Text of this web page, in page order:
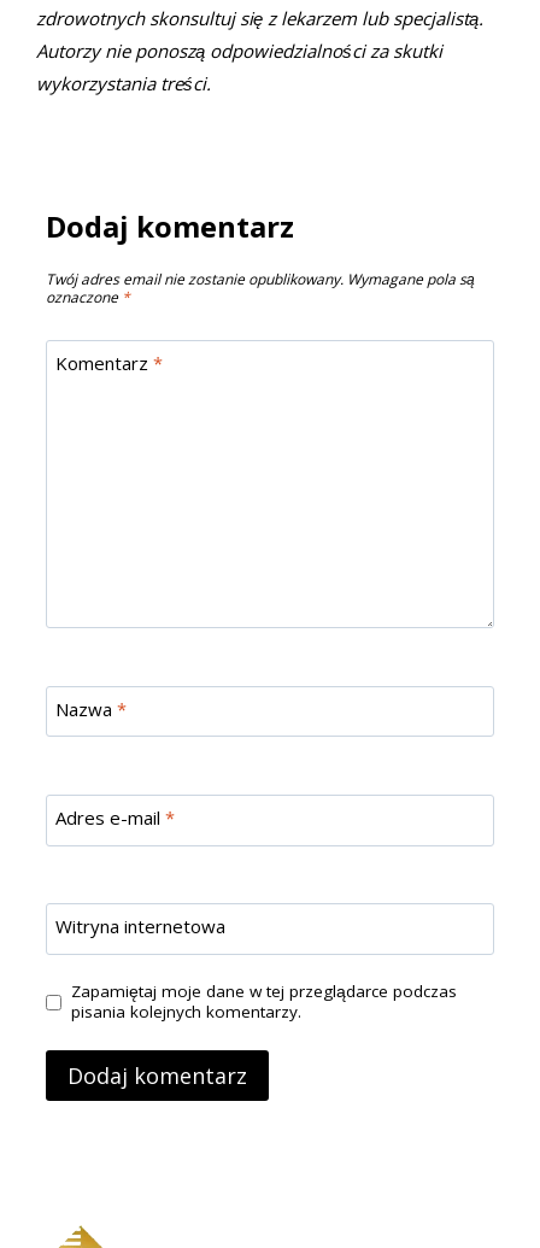
zdrowotnych skonsultuj się z lekarzem lub specjalistą.
Autorzy nie ponoszą odpowiedzialności za skutki
wykorzystania treści.
Dodaj komentarz
Twój adres email nie zostanie opublikowany. Wymagane pola są
oznaczone *
Komentarz *
Nazwa *
Adres e-mail *
Witryna internetowa
Zapamiętaj moje dane w tej przeglądarce podczas
pisania kolejnych komentarzy.